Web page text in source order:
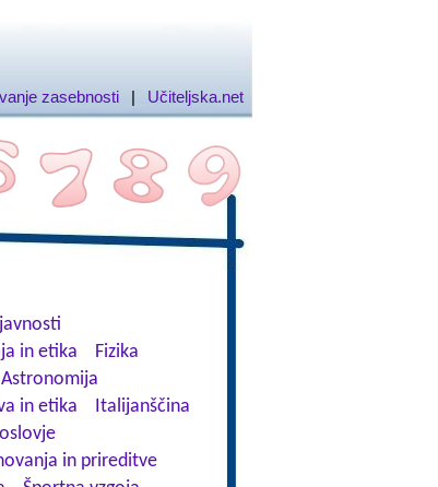
zasebnosti | Učiteljska.net
in etika
Fizika
in etika
Italijanščina
in prireditve